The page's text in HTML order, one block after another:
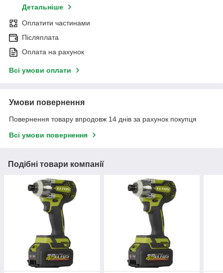
Детальніше
Оплатити частинами
Післяплата
Оплата на рахунок
Всі умови оплати
Умови повернення
Повернення товару впродовж 14 днів за рахунок покупця
Всі умови повернення
Подібні товари компанії